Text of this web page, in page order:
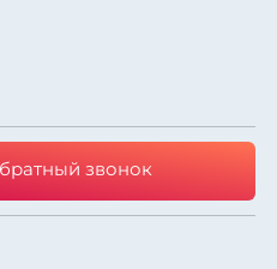
звонок